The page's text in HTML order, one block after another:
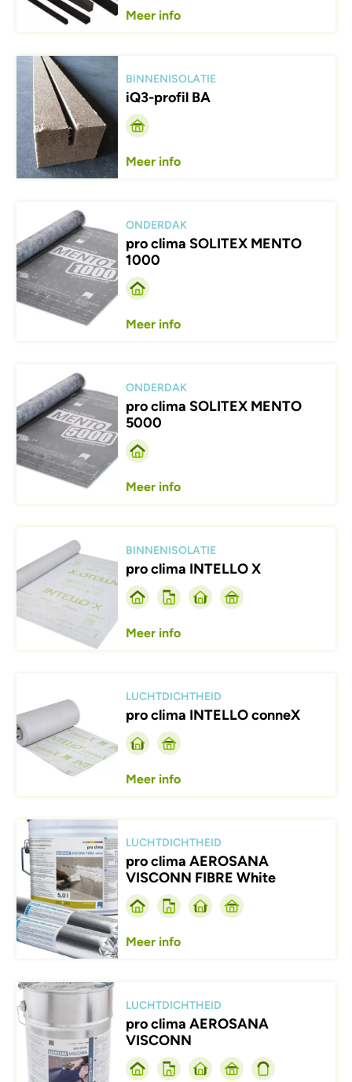
Meer info
Afbeelding
BINNENISOLATIE
iQ3-profil BA
Meer info
Afbeelding
ONDERDAK
pro clima SOLITEX MENTO
1000
Meer info
Afbeelding
ONDERDAK
pro clima SOLITEX MENTO
5000
Meer info
BINNENISOLATIE
pro clima INTELLO X
Meer info
LUCHTDICHTHEID
pro clima INTELLO conneX
Meer info
Afbeelding
LUCHTDICHTHEID
pro clima AEROSANA
VISCONN FIBRE White
Meer info
Afbeelding
LUCHTDICHTHEID
pro clima AEROSANA
VISCONN